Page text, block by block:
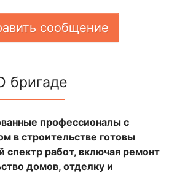
сообщение
бригаде
профессионалы с
в строительстве готовы
спектр работ, включая ремонт
домов, отделку и